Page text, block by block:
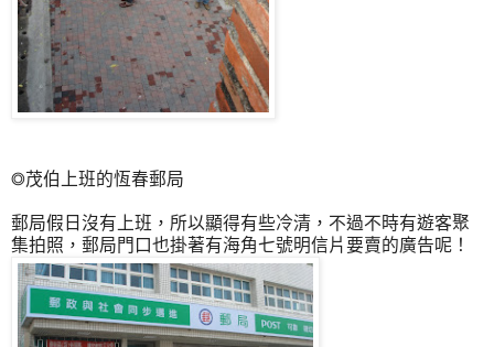
◎茂伯上班的恆春郵局
郵局假日沒有上班，所以顯得有些冷清，不過不時有遊客聚
集拍照，郵局門口也掛著有海角七號明信片要賣的廣告呢！